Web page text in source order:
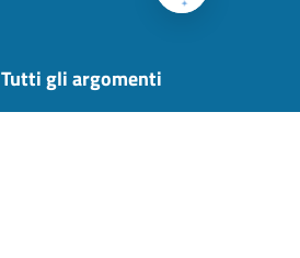
Tutti gli argomenti